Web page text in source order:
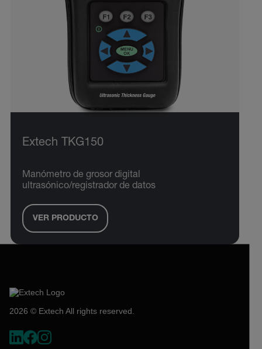
Extech TKG150
Manómetro de grosor digital
ultrasónico/registrador de datos
VER PRODUCTO
2026 © Extech All rights reserved.